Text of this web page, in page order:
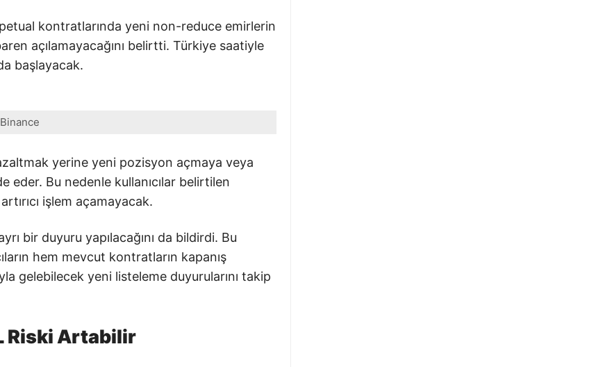
kontratlarında yeni non-reduce emirlerin
açılamayacağını belirtti. Türkiye saatiyle
başlayacak.
Binance
yerine yeni pozisyon açmaya veya
Bu nedenle kullanıcılar belirtilen
işlem açamayacak.
bir duyuru yapılacağını da bildirdi. Bu
hem mevcut kontratların kapanış
gelebilecek yeni listeleme duyurularını takip
Riski Artabilir